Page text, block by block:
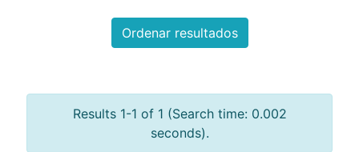
Ordenar resultados
Results 1-1 of 1 (Search time: 0.002
seconds).